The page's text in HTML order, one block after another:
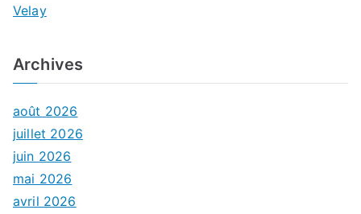
Velay
Archives
août 2026
juillet 2026
juin 2026
mai 2026
avril 2026